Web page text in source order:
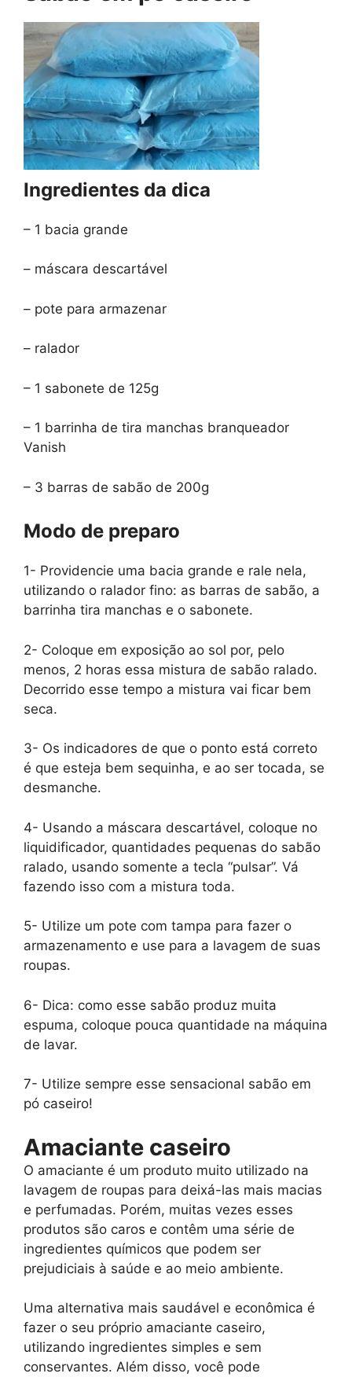
Ingredientes da dica
– 1 bacia grande
– máscara descartável
– pote para armazenar
– ralador
– 1 sabonete de 125g
– 1 barrinha de tira manchas branqueador
Vanish
– 3 barras de sabão de 200g
Modo de preparo
1- Providencie uma bacia grande e rale nela,
utilizando o ralador fino: as barras de sabão, a
barrinha tira manchas e o sabonete.
2- Coloque em exposição ao sol por, pelo
menos, 2 horas essa mistura de sabão ralado.
Decorrido esse tempo a mistura vai ficar bem
seca.
3- Os indicadores de que o ponto está correto
é que esteja bem sequinha, e ao ser tocada, se
desmanche.
4- Usando a máscara descartável, coloque no
liquidificador, quantidades pequenas do sabão
ralado, usando somente a tecla “pulsar”. Vá
fazendo isso com a mistura toda.
5- Utilize um pote com tampa para fazer o
armazenamento e use para a lavagem de suas
roupas.
6- Dica: como esse sabão produz muita
espuma, coloque pouca quantidade na máquina
de lavar.
7- Utilize sempre esse sensacional sabão em
pó caseiro!
Amaciante caseiro
O amaciante é um produto muito utilizado na
lavagem de roupas para deixá-las mais macias
e perfumadas. Porém, muitas vezes esses
produtos são caros e contêm uma série de
ingredientes químicos que podem ser
prejudiciais à saúde e ao meio ambiente.
Uma alternativa mais saudável e econômica é
fazer o seu próprio amaciante caseiro,
utilizando ingredientes simples e sem
conservantes. Além disso, você pode